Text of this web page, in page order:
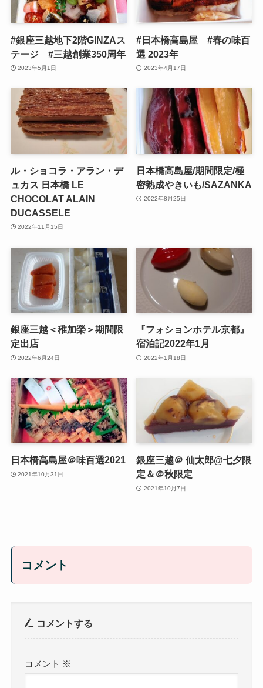
#銀座三越地下2階GINZAス
テージ #三越創業350周年
2023年5月1日
#日本橋高島屋 #春の味百
選 2023年
2023年4月17日
ル・ショコラ・アラン・デ
ュカス 日本橋 LE
CHOCOLAT ALAIN
DUCASSELE
2022年11月15日
日本橋高島屋/期間限定/極
密熟成やきいも/SAZANKA
2022年8月25日
銀座三越＜稚加榮＞期間限
定出店
2022年6月24日
『フォションホテル京都』
宿泊記2022年1月
2022年1月18日
日本橋高島屋＠味百選2021
2021年10月31日
銀座三越＠ 仙太郎@七夕限
定＆＠秋限定
2021年10月7日
コメント
コメントする
コメント ※